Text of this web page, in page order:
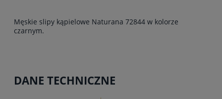
Męskie slipy kąpielowe Naturana 72844 w kolorze
czarnym.
DANE TECHNICZNE